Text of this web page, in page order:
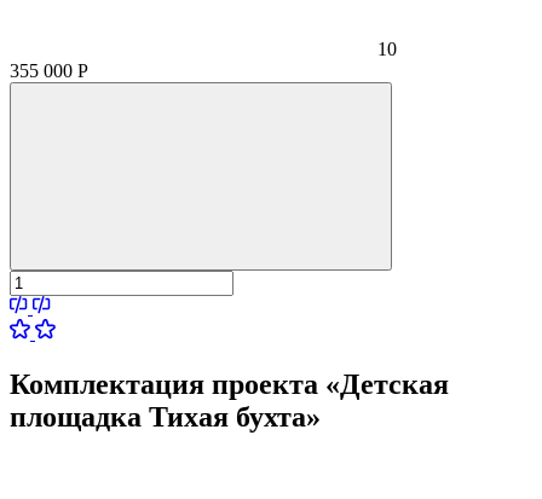
10
355 000 Р
Комплектация проекта «Детская
площадка Тихая бухта»